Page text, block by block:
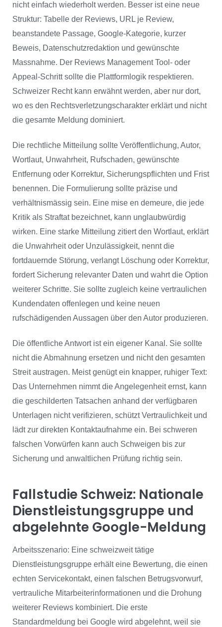
nicht einfach wiederholt werden. Besser ist eine neue
Struktur: Tabelle der Reviews, URL je Review,
beanstandete Passage, Google-Kategorie, kurzer
Beweis, Datenschutzredaktion und gewünschte
Massnahme. Der Reviews Management Tool- oder
Appeal-Schritt sollte die Plattformlogik respektieren.
Schweizer Recht kann erwähnt werden, aber nur dort,
wo es den Rechtsverletzungscharakter erklärt und nicht
die gesamte Meldung dominiert.
Die rechtliche Mitteilung sollte Veröffentlichung, Autor,
Wortlaut, Unwahrheit, Rufschaden, gewünschte
Entfernung oder Korrektur, Sicherungspflichten und Frist
benennen. Die Formulierung sollte präzise und
verhältnismässig sein. Eine mise en demeure, die jede
Kritik als Straftat bezeichnet, kann unglaubwürdig
wirken. Eine starke Mitteilung zitiert den Wortlaut, erklärt
die Unwahrheit oder Unzulässigkeit, nennt die
fortdauernde Störung, verlangt Löschung oder Korrektur,
fordert Sicherung relevanter Daten und wahrt die Option
weiterer Schritte. Sie sollte zugleich keine vertraulichen
Kundendaten offenlegen und keine neuen
rufschädigenden Aussagen über den Autor produzieren.
Die öffentliche Antwort ist ein eigener Kanal. Sie sollte
nicht die Abmahnung ersetzen und nicht den gesamten
Streit austragen. Meist genügt ein knapper, ruhiger Text:
Das Unternehmen nimmt die Angelegenheit ernst, kann
die geschilderten Tatsachen anhand der verfügbaren
Unterlagen nicht verifizieren, schützt Vertraulichkeit und
lädt zur direkten Kontaktaufnahme ein. Bei schweren
falschen Vorwürfen kann auch Schweigen bis zur
Sicherung und anwaltlichen Prüfung richtig sein.
Fallstudie Schweiz: Nationale
Dienstleistungsgruppe und
abgelehnte Google-Meldung
Arbeitsszenario: Eine schweizweit tätige
Dienstleistungsgruppe erhält eine Bewertung, die einen
echten Servicekontakt, einen falschen Betrugsvorwurf,
vertrauliche Mitarbeiterinformationen und die Drohung
weiterer Reviews kombiniert. Die erste
Standardmeldung bei Google wird abgelehnt, weil sie